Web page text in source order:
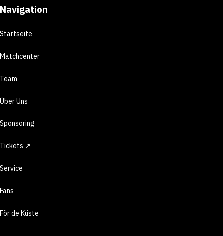
Navigation
Startseite
Matchcenter
Team
Über Uns
Sponsoring
Tickets ↗
Service
Fans
För de Küste